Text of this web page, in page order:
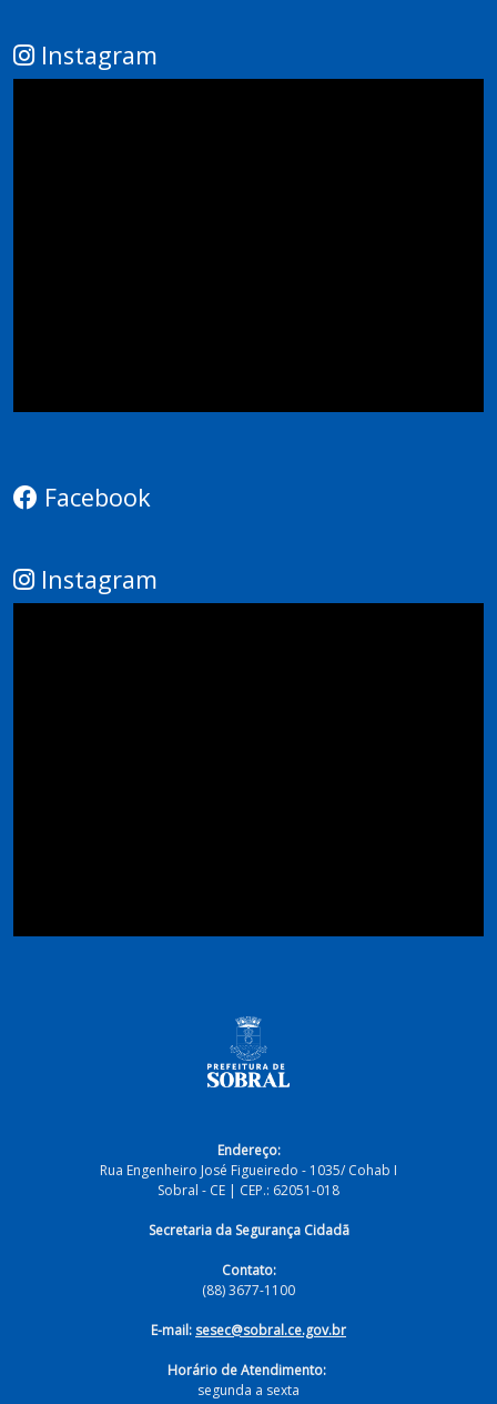
Instagram
Facebook
Instagram
Endereço:
Rua Engenheiro José Figueiredo - 1035/ Cohab I
Sobral - CE | CEP.: 62051-018
Secretaria da Segurança Cidadã
Contato:
(88) 3677-1100
E-mail: sesec@sobral.ce.gov.br
Horário de Atendimento:
segunda a sexta